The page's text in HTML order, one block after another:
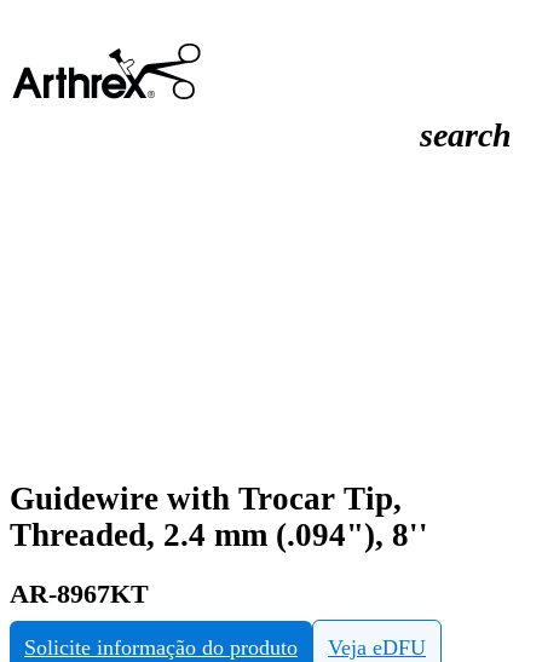
search
Guidewire with Trocar Tip,
Threaded, 2.4 mm (.094"), 8''
AR-8967KT
Solicite informação do produto Veja eDFU